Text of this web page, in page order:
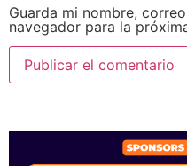
Guarda mi nombre,
navegador para la